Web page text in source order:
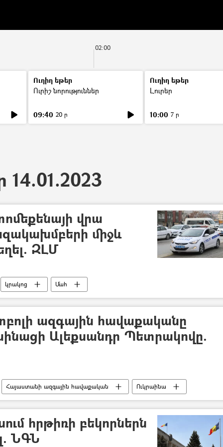
02:00
Ուղիղ եթեր
Ուրիշ նորություններ
09:40 20 ր
Ուղիղ եթեր
Լուրեր
10:00 7 ր
14.01.2023
վրա
միջև
ԶԼՄ
կրակոց Մահ
ազգային հավաքականը
Ալեքսանդր Պետրակովը.
Հայաստանի ազգային հավաքական Ուկրաինա
հրթիռի բեկորներն
ՆԳՆ